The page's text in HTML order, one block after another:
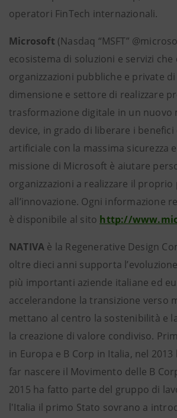
operatori FinTech internazionali.
Microsoft (Nasdaq “MSFT”
ecosistema di soluzioni e servizi
organizzazioni pubbliche e private
dimensione e settore di realizzare
trasformazione digitale in un nuovo
device, in grado di liberare i benefici
artificiale con la massima sicurezza
missione di Microsoft è aiutare
organizzazioni a realizzare il proprio
all’innovazione. Ogni informazione
è disponibile al sito http://
NATIVA è la Regenerative Design
oltre dieci anni supporta
più importanti aziende italiane ed
accelerandone la transizione verso
mettano al centro la sostenibilità e
la creazione di valore condiviso.
in Europa e B Corp in Italia, nel
far nascere il Movimento delle B
2015 ha fatto parte del gruppo di
l'Italia il primo Stato sovrano a